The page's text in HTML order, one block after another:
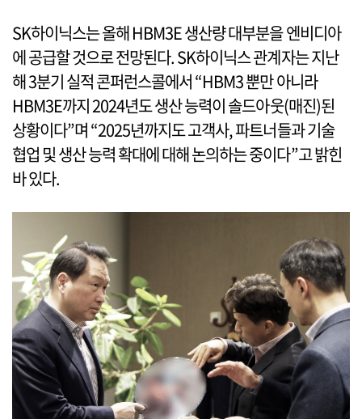
SK하이닉스는 올해 HBM3E 생산량 대부분을 엔비디아
에 공급할 것으로 전망된다. SK하이닉스 관계자는 지난
해 3분기 실적 콘퍼런스콜에서 “HBM3 뿐만 아니라
HBM3E까지 2024년도 생산 능력이 솔드아웃(매진)된
상황이다”며 “2025년까지도 고객사, 파트너들과 기술
협업 및 생산 능력 확대에 대해 논의하는 중이다”고 밝힌
바 있다.